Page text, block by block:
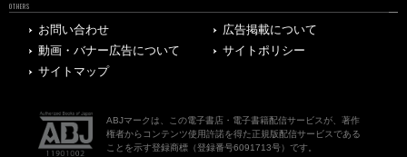
OTHERS
お問い合わせ
広告掲載について
動画・バナー広告について
サイトポリシー
サイトマップ
ABJマークは、この電子書店・電子書籍配信サービスが、著作
権者からコンテンツ使用許諾を得た正規版配信サービスである
ことを示す登録商標（登録番号6091713号）です。